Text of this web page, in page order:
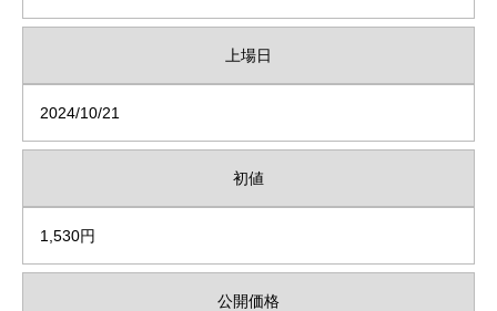
上場日
2024/10/21
初値
1,530円
公開価格